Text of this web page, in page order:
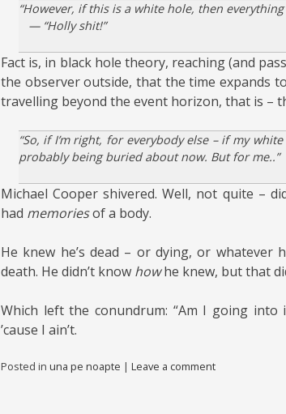
“However, if this is a whitehole, then everything
— “Holly shit!”
Fact is, in black hole theory, reaching (and
the observer outside, that the time expands
travelling beyond the event horizon, that is –
“So, if I’m right, for everybody else – if my white
probably being buried about now. But for me..”
Michael Cooper shivered. Well, not quite –
had memoriesof a body.
He knew he’s dead – or dying, or
death. He didn’t know howhe knew, but that
Which left the conundrum: “Am I going into
’cause I ain’t.
Posted in una pe noapte | Leave a comment